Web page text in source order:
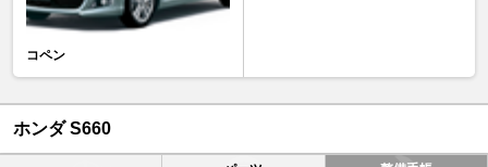
コペン
ホンダ S660